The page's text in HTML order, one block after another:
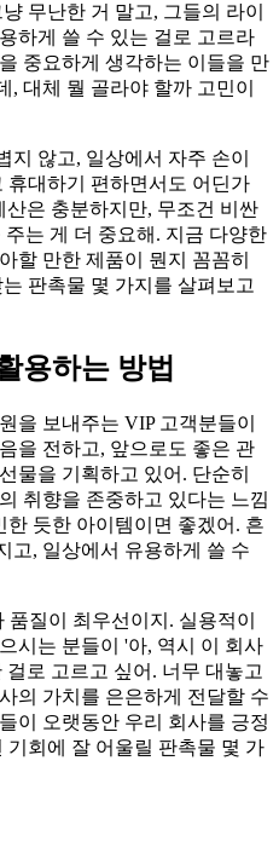
무난한 거 말고, 그들의 라이
하게 쓸 수 있는 걸로 고르라
중요하게 생각하는 이들을 만
대체 뭘 골라야 할까 고민이
지 않고, 일상에서 자주 손이
휴대하기 편하면서도 어딘가
은 충분하지만, 무조건 비싼
는 게 더 중요해. 지금 다양한
할 만한 제품이 뭔지 꼼꼼히
판촉물 몇 가지를 살펴보고
용하는 방법
을 보내주는 VIP 고객분들이
을 전하고, 앞으로도 좋은 관
물을 기획하고 있어. 단순히
취향을 존중하고 있다는 느낌
듯한 아이템이면 좋겠어. 흔
고, 일상에서 유용하게 쓸 수
질이 최우선이지. 실용적이
시는 분들이 '아, 역시 이 회사
로 고르고 싶어. 너무 대놓고
의 가치를 은은하게 전달할 수
이 오랫동안 우리 회사를 긍정
기회에 잘 어울릴 판촉물 몇 가